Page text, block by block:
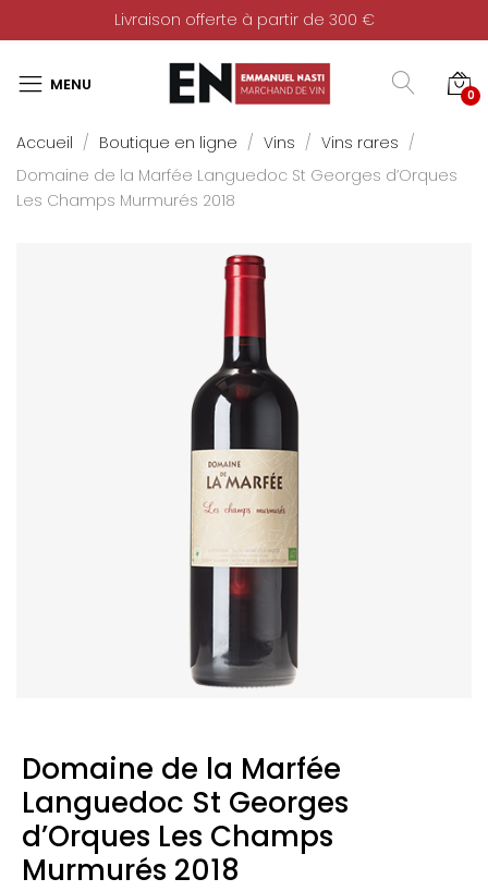
Livraison offerte à partir de 300 €
0
Accueil Boutique en ligne Vins
Vins rares
Domaine de la Marfée Languedoc St Georges d’Orques
Les Champs Murmurés 2018
Domaine de la Marfée
Languedoc St Georges
d’Orques Les Champs
Murmurés 2018